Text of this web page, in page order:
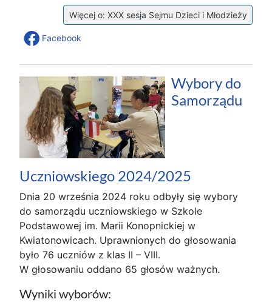
Więcej o: XXX sesja Sejmu Dzieci i Młodzieży
Facebook
Wybory do
Samorządu
Uczniowskiego 2024/2025
Dnia 20 września 2024 roku odbyły się wybory
do samorządu uczniowskiego w Szkole
Podstawowej im. Marii Konopnickiej w
Kwiatonowicach. Uprawnionych do głosowania
było 76 uczniów z klas II – VIII.
W głosowaniu oddano 65 głosów ważnych.
Wyniki wyborów: